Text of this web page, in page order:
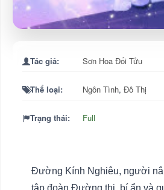
Tác giả: Sơn Hoa Đối Tửu
Thể loại: Ngôn Tình, Đô Thị
Trạng thái: Full
Đường Kính Nghiêu, người
tập đoàn Đường thị, bí ẩn và